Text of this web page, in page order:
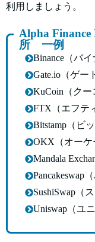
利用しましょう。
Alpha Finance
所 一例
Binance（バイ
Gate.io（ゲー
KuCoin（クー
FTX（エフテ
Bitstamp（ビ
OKX（オーケ
Mandala
Pancakeswap
SushiSwap（
Uniswap（ユ